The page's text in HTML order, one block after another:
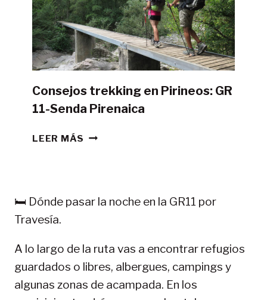
TIENDA
DE
CAMPAÑA?
Consejos trekking en Pirineos: GR
11-Senda Pirenaica
LEER MÁS CONSEJOS
11-
🛏️ Dónde pasar la noche en la GR11 por
Travesía.
A lo largo de la ruta vas a encontrar refugios
guardados o libres, albergues, campings y
algunas zonas de acampada. En los